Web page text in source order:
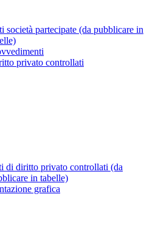
società partecipate (da pubblicare in
privato controllati
di diritto privato controllati (da
in tabelle)
grafica